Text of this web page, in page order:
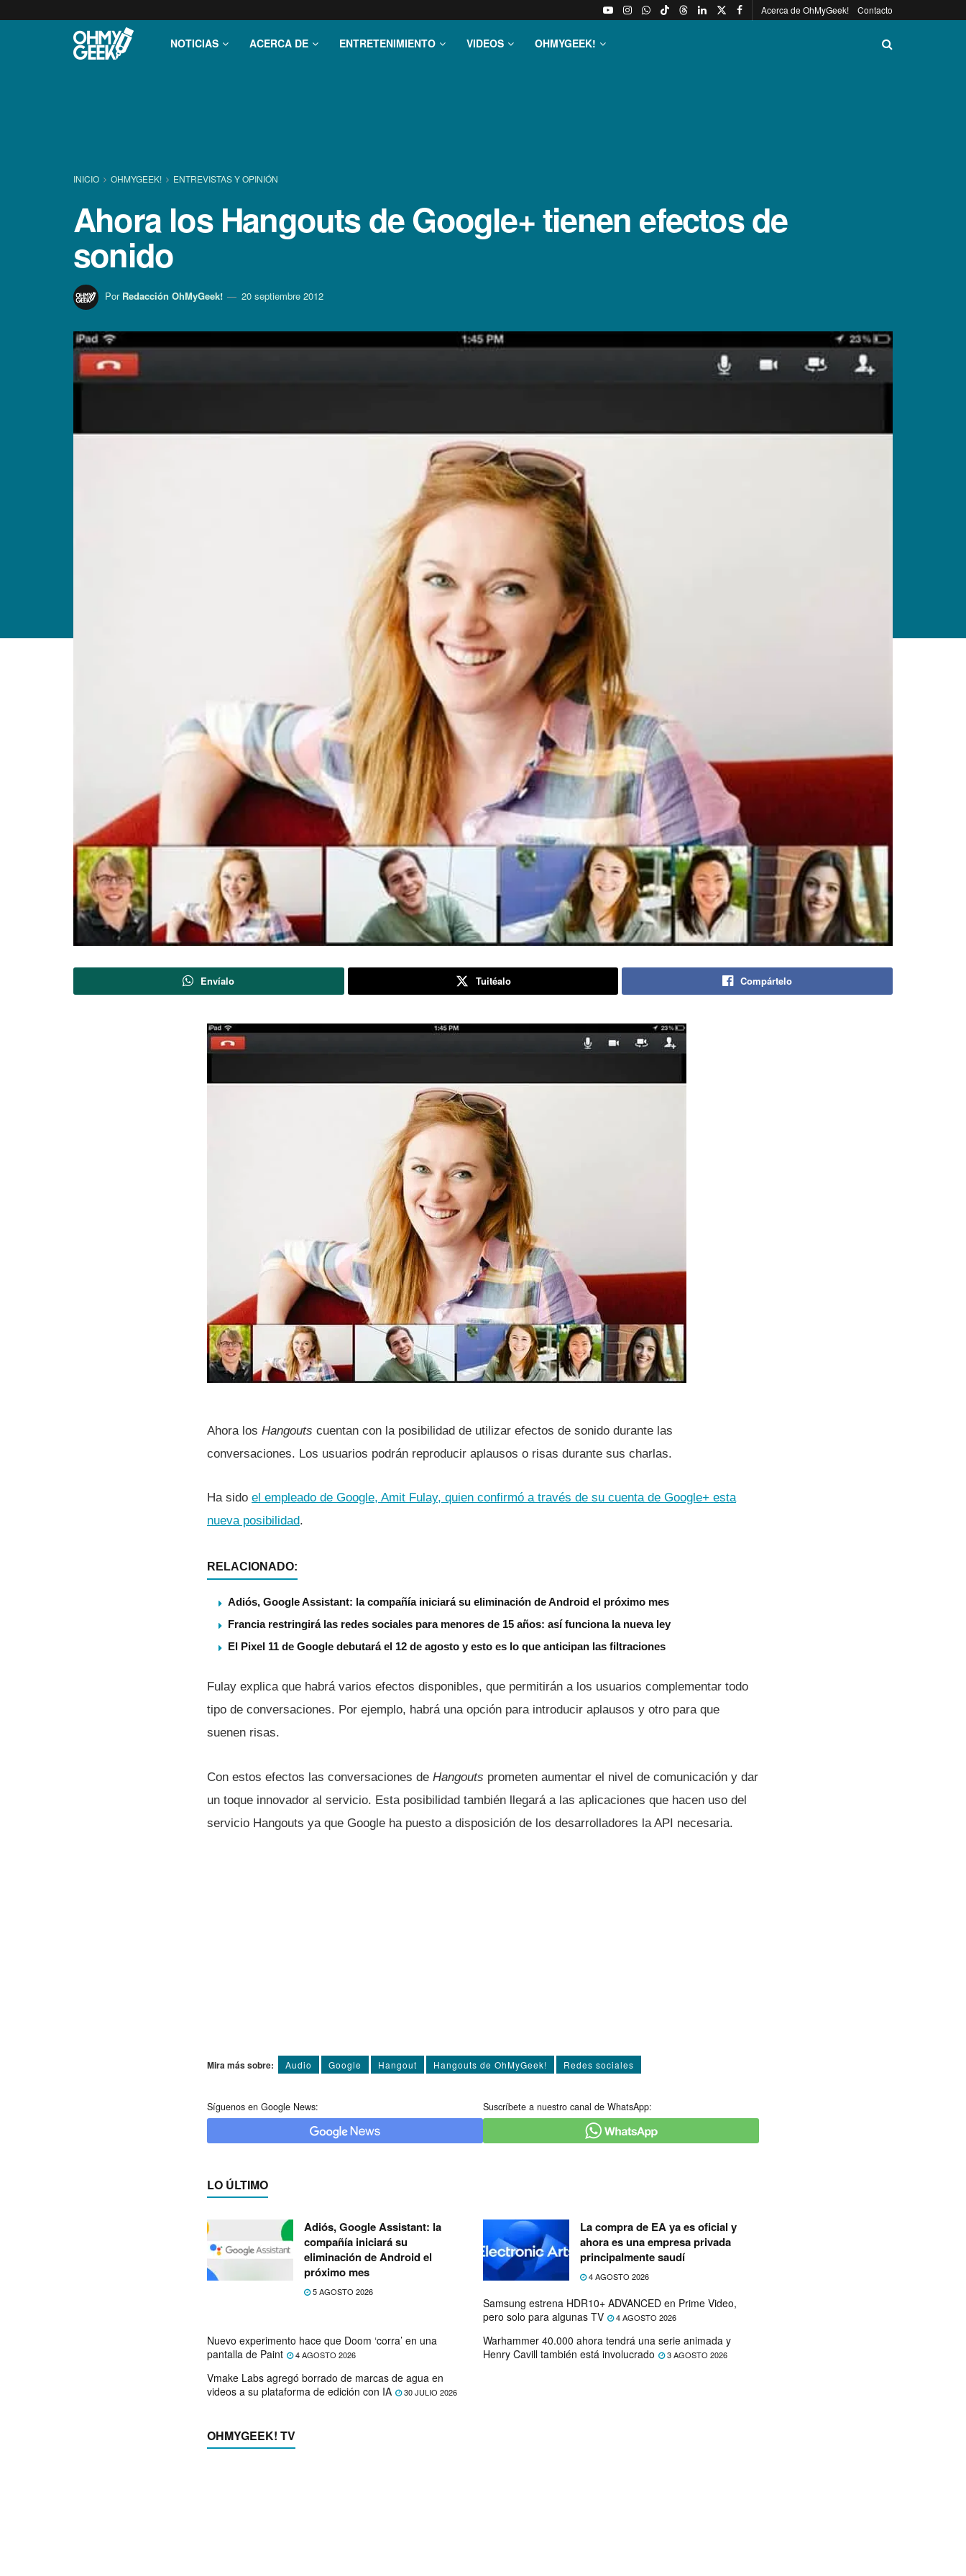
Acerca de OhMyGeek! Contacto
NOTICIAS ACERCA DE ENTRETENIMIENTO VIDEOS OHMYGEEK!
INICIO OHMYGEEK! ENTREVISTAS Y OPINIÓN
Ahora los Hangouts de Google+ tienen efectos de
sonido
Por Redacción OhMyGeek! 20 septiembre 2012
Envíalo Tuitéalo Compártelo
Ahora los Hangouts cuentan con la posibilidad de utilizar efectos de sonido durante las
conversaciones. Los usuarios podrán reproducir aplausos o risas durante sus charlas.
Ha sido el empleado de Google, Amit Fulay, quien confirmó a través de su cuenta de Google+ esta
nueva posibilidad.
RELACIONADO:
Adiós, Google Assistant: la compañía iniciará su eliminación de Android el próximo mes
Francia restringirá las redes sociales para menores de 15 años: así funciona la nueva ley
El Pixel 11 de Google debutará el 12 de agosto y esto es lo que anticipan las filtraciones
Fulay explica que habrá varios efectos disponibles, que permitirán a los usuarios complementar todo
tipo de conversaciones. Por ejemplo, habrá una opción para introducir aplausos y otro para que
suenen risas.
Con estos efectos las conversaciones de Hangouts prometen aumentar el nivel de comunicación y dar
un toque innovador al servicio. Esta posibilidad también llegará a las aplicaciones que hacen uso del
servicio Hangouts ya que Google ha puesto a disposición de los desarrolladores la API necesaria.
Mira más sobre: Audio Google Hangout Hangouts de OhMyGeek! Redes sociales
Síguenos en Google News: Suscríbete a nuestro canal de WhatsApp:
LO ÚLTIMO
Adiós, Google Assistant: la
compañía iniciará su
eliminación de Android el
próximo mes
5 AGOSTO 2026
La compra de EA ya es oficial y
ahora es una empresa privada
principalmente saudí
4 AGOSTO 2026
Samsung estrena HDR10+ ADVANCED en Prime Video,
pero solo para algunas TV
4 AGOSTO 2026
Nuevo experimento hace que Doom ‘corra’ en una
pantalla de Paint
4 AGOSTO 2026
Warhammer 40.000 ahora tendrá una serie animada y
Henry Cavill también está involucrado
3 AGOSTO 2026
Vmake Labs agregó borrado de marcas de agua en
videos a su plataforma de edición con IA
30 JULIO 2026
OHMYGEEK! TV